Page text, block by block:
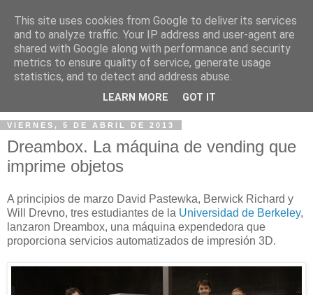
VIERNES, 5 DE ABRIL DE 2013
Dreambox. La máquina de vending que
imprime objetos
A principios de marzo David Pastewka, Berwick Richard y
Will Drevno, tres estudiantes de la Universidad de Berkeley,
lanzaron Dreambox, una máquina expendedora que
proporciona servicios automatizados de impresión 3D.
This site uses cookies from Google to deliver its services
and to analyze traffic. Your IP address and user-agent are
shared with Google along with performance and security
metrics to ensure quality of service, generate usage
statistics, and to detect and address abuse.
LEARN MORE GOT IT